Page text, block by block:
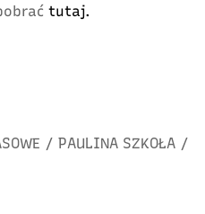
tutaj.
/ PAULINA SZKOŁA /